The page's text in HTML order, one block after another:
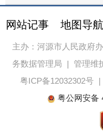
网站记事 地图导航
主办：河源市人民政府
务数据管理局
管理维
粤ICP备12032302号|
粤公网安备